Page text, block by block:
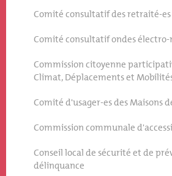
Comité consultatif des retraité-es
Comité consultatif ondes
Commission citoyenne
Climat, Déplacements et
Comité d'usager-es des Maisons
Commission communale
Conseil local de sécurité et de
délinquance